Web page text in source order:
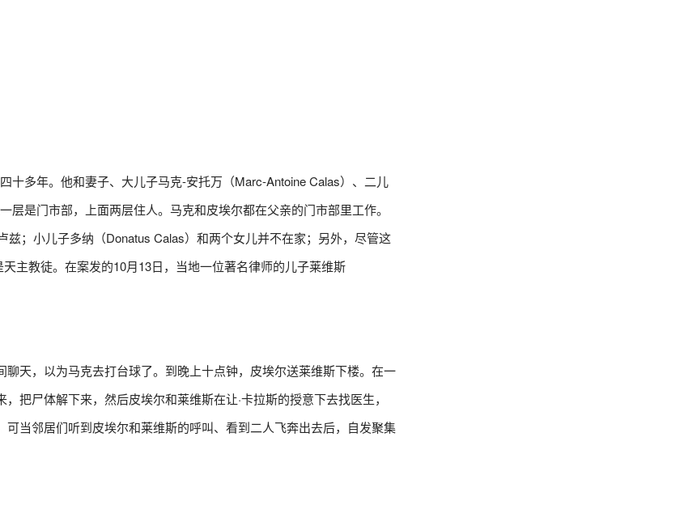
十多年。他和妻子、大儿子马克-安托万（Marc-Antoine Calas）、二儿
是门市部，上面两层住人。马克和皮埃尔都在父亲的门市部里工作。
；小儿子多纳（Donatus Calas）和两个女儿并不在家；另外，尽管这
主教徒。在案发的10月13日，当地一位著名律师的儿子莱维斯
天，以为马克去打台球了。到晚上十点钟，皮埃尔送莱维斯下楼。在一
把尸体解下来，然后皮埃尔和莱维斯在让·卡拉斯的授意下去找医生，
当邻居们听到皮埃尔和莱维斯的呼叫、看到二人飞奔出去后，自发聚集